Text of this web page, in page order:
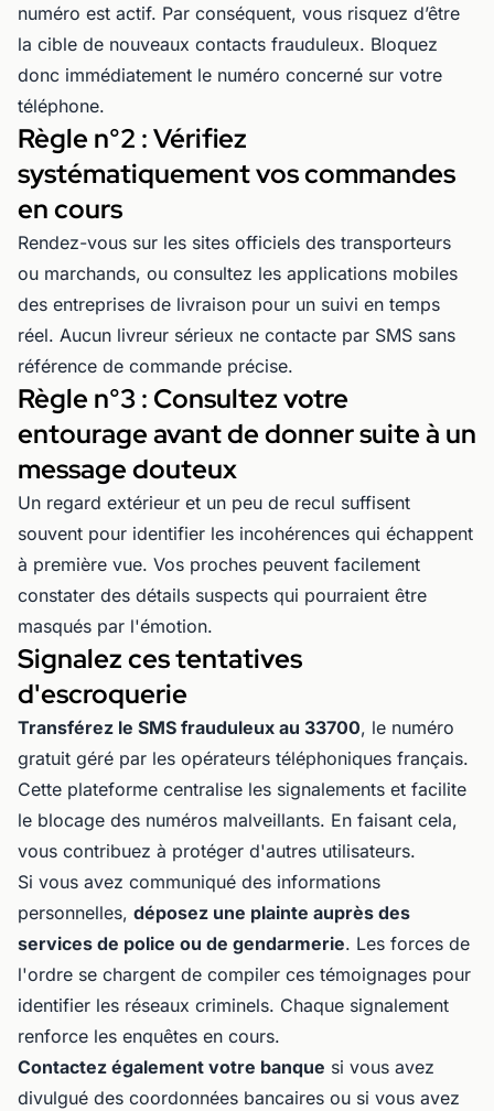
numéro est actif. Par conséquent, vous risquez d’être
la cible de nouveaux contacts frauduleux. Bloquez
donc immédiatement le numéro concerné sur votre
téléphone.
Règle n°2 : Vérifiez
systématiquement vos commandes
en cours
Rendez-vous sur les sites officiels des transporteurs
ou marchands, ou consultez les applications mobiles
des entreprises de livraison pour un suivi en temps
réel. Aucun livreur sérieux ne contacte par SMS sans
référence de commande précise.
Règle n°3 : Consultez votre
entourage avant de donner suite à un
message douteux
Un regard extérieur et un peu de recul suffisent
souvent pour identifier les incohérences qui échappent
à première vue. Vos proches peuvent facilement
constater des détails suspects qui pourraient être
masqués par l'émotion.
Signalez ces tentatives
d'escroquerie
Transférez le SMS frauduleux au 33700, le numéro
gratuit géré par les opérateurs téléphoniques français.
Cette plateforme centralise les signalements et facilite
le blocage des numéros malveillants. En faisant cela,
vous contribuez à protéger d'autres utilisateurs.
Si vous avez communiqué des informations
personnelles, déposez une plainte auprès des
services de police ou de gendarmerie. Les forces de
l'ordre se chargent de compiler ces témoignages pour
identifier les réseaux criminels. Chaque signalement
renforce les enquêtes en cours.
Contactez également votre banque si vous avez
divulgué des coordonnées bancaires ou si vous avez